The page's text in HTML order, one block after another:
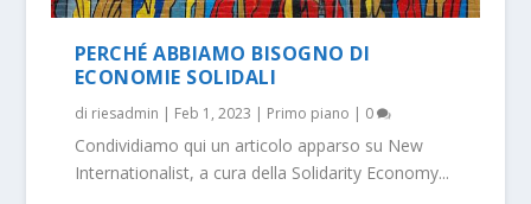
PERCHÉ ABBIAMO BISOGNO DI
ECONOMIE SOLIDALI
di riesadmin | Feb 1, 2023 | Primo piano | 0
Condividiamo qui un articolo apparso su New
Internationalist, a cura della Solidarity Economy...